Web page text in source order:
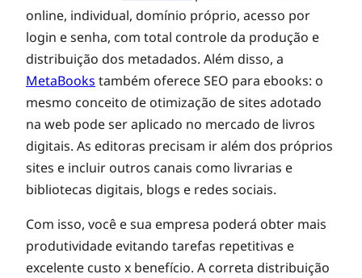
m
i
z
a
ç
online, individual, domínio próprio, acesso por
login e senha, com total controle da produção e
distribuição dos metadados. Além disso, a
MetaBooks também oferece SEO para ebooks: o
mesmo conceito de otimização de sites adotado
na web pode ser aplicado no mercado de livros
digitais. As editoras precisam ir além dos próprios
sites e incluir outros canais como livrarias e
bibliotecas digitais, blogs e redes sociais.
Com isso, você e sua empresa poderá obter mais
produtividade evitando tarefas repetitivas e
excelente custo x benefício. A correta distribuição